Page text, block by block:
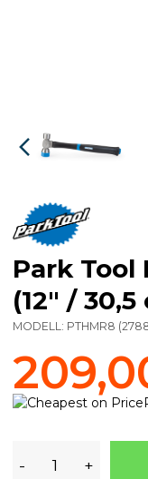
Park Tool
(12" / 30,5
MODELL: PTHMR8 (
- +